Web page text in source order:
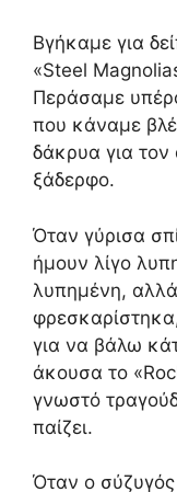
Βγήκαμε για
«Steel
Περάσαμε
που κάναμε
δάκρυα για
ξάδερφο.
Όταν γύρισα
ήμουν λίγο
λυπημένη,
για να βάλω
άκουσα το
γνωστό
παίζει.
Όταν ο